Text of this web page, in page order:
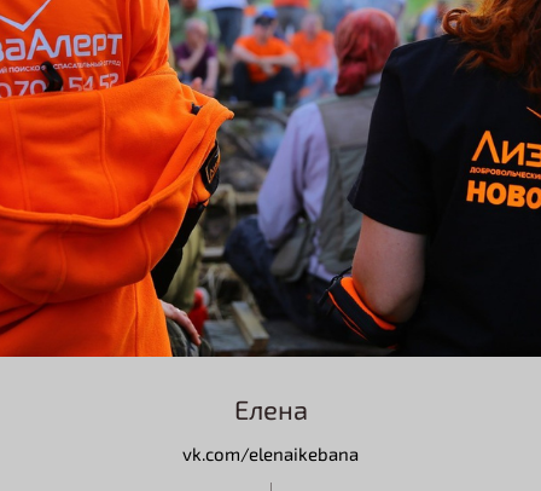
Елена
vk.com/elenaikebana